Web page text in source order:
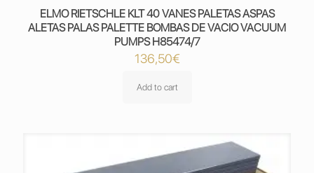
ELMO RIETSCHLE KLT 40 VANES PALETAS ASPAS
ALETAS PALAS PALETTE BOMBAS DE VACIO VACUUM
PUMPS H85474/7
136,50€
Add to cart